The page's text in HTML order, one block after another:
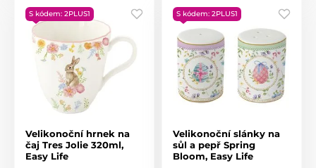
S kódem: 2PLUS1
Velikonoční hrnek na
čaj Tres Jolie 320ml,
Easy Life
S kódem: 2PLUS1
Velikonoční slánky na
sůl a pepř Spring
Bloom, Easy Life